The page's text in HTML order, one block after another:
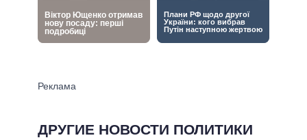
ДРУГИЕ НОВОСТИ ПОЛИТИКИ